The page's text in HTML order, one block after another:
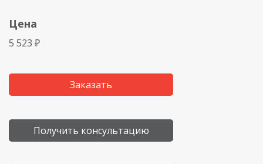
Цена
5 523 ₽
Заказать
Получить консультацию